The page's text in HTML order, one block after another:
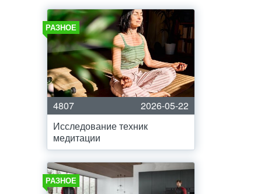
РАЗНОЕ
4807
2026-05-22
Исследование техник
медитации
РАЗНОЕ